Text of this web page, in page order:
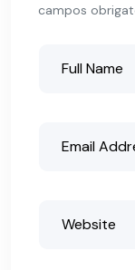
campos